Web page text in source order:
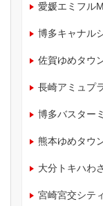
愛媛エミフル
博多キャナル
佐賀ゆめタウ
長崎アミュプ
博多バスター
熊本ゆめタウ
大分トキハわ
宮崎宮交シテ